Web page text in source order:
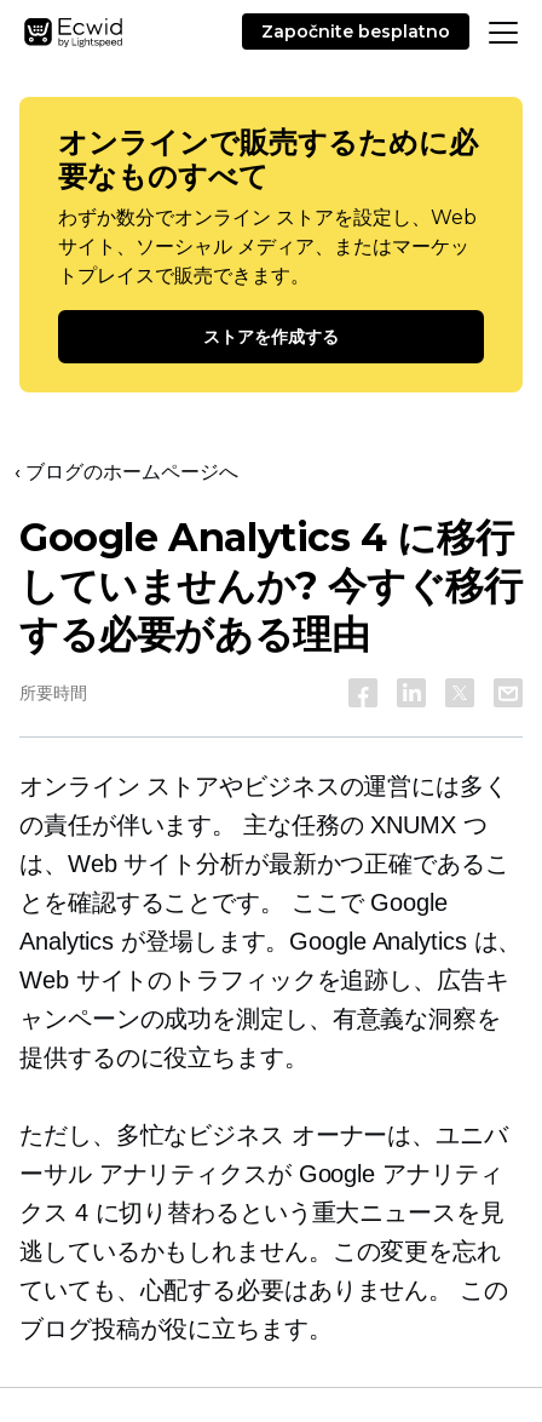
Započnite besplatno
オンラインで販売するために必
要なものすべて
わずか数分でオンライン ストアを設定し、Web
サイト、ソーシャル メディア、またはマーケッ
トプレイスで販売できます。
ストアを作成する
‹ ブログのホームページへ
Google Analytics 4 に移行
していませんか? 今すぐ移行
する必要がある理由
所要時間
オンライン ストアやビジネスの運営には多く
の責任が伴います。 主な任務の XNUMX つ
は、Web サイト分析が最新かつ正確であるこ
とを確認することです。 ここで Google
Analytics が登場します。Google Analytics は、
Web サイトのトラフィックを追跡し、広告キ
ャンペーンの成功を測定し、有意義な洞察を
提供するのに役立ちます。
ただし、多忙なビジネス オーナーは、ユニバ
ーサル アナリティクスが Google アナリティ
クス 4 に切り替わるという重大ニュースを見
逃しているかもしれません。この変更を忘れ
ていても、心配する必要はありません。 この
ブログ投稿が役に立ちます。